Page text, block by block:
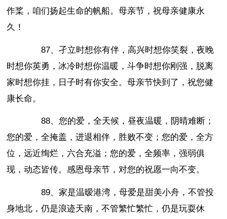
作桨，咱们扬起生命的帆船。母亲节，祝母亲健康永
久！
87、孑立时想你有伴，高兴时想你笑裂，夜晚
时想你英勇，冰冷时想你温暖，斗争时想你刚强，脱离
家时想你挂，日子时有你安全。母亲节快到了，祝您健
康长命。
88、您的爱，全天候，昼夜温暖，阴晴难断；
您的爱，全掩盖，进退相伴，胜败不变；您的爱，全方
位，远近绚烂，六合充溢；您的爱，全频率，强弱俱
现，动态皆传。感恩母亲节，对您的祝愿一向不变。
89、家是温暧港湾，母爱是甜美小舟，不管投
身地北，仍是浪迹天南，不管繁忙繁忙，仍是玩耍休